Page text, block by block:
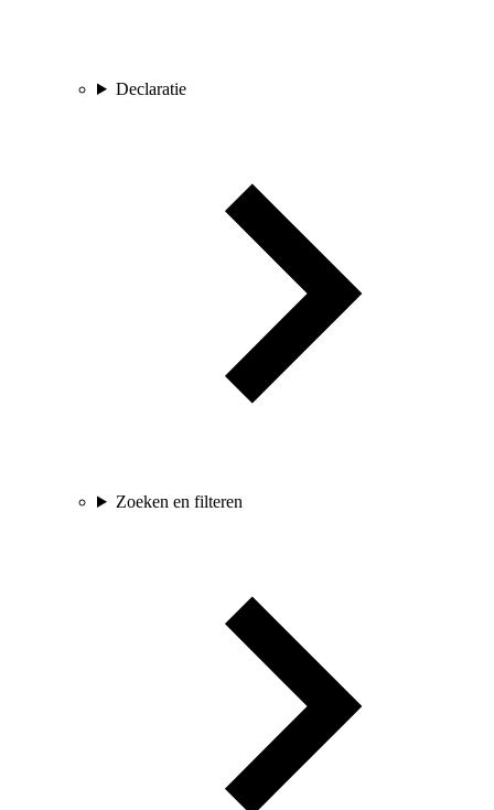
Declaratie
Zoeken en filteren